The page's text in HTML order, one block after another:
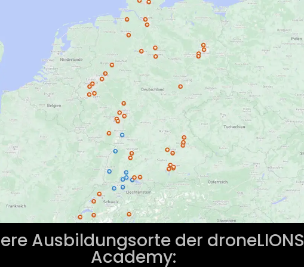
Ausbildungsorte der droneLIONS
Academy: